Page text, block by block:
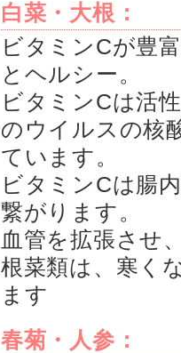
白菜・大根：
ビタミンCが豊
とヘルシー。
ビタミンCは活
のウイルスの核
ています。
ビタミンCは腸
繋がります。
血管を拡張させ
根菜類は、寒く
ます
春菊・人参：